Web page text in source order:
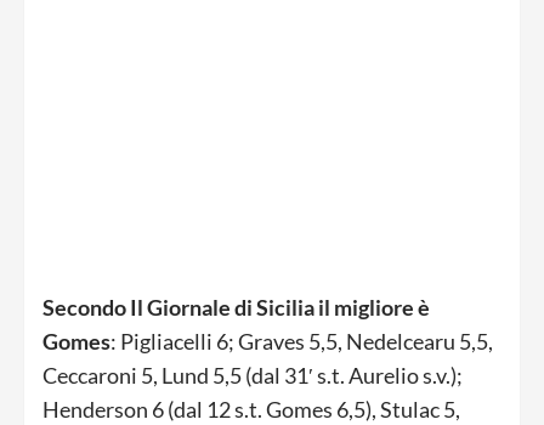
Secondo Il Giornale di Sicilia il migliore è
Gomes: Pigliacelli 6; Graves 5,5, Nedelcearu 5,5,
Ceccaroni 5, Lund 5,5 (dal 31′ s.t. Aurelio s.v.);
Henderson 6 (dal 12 s.t. Gomes 6,5), Stulac 5,